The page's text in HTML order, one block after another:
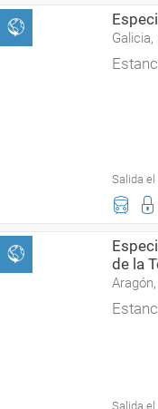
Galicia,
Salida
de la
Salida